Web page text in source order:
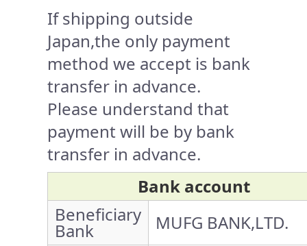
If shipping outside
Japan,the only payment
method we accept is bank
transfer in advance.
Please understand that
payment will be by bank
transfer in advance.
Bank account
Beneficiary
Bank
MUFG BANK,LTD.